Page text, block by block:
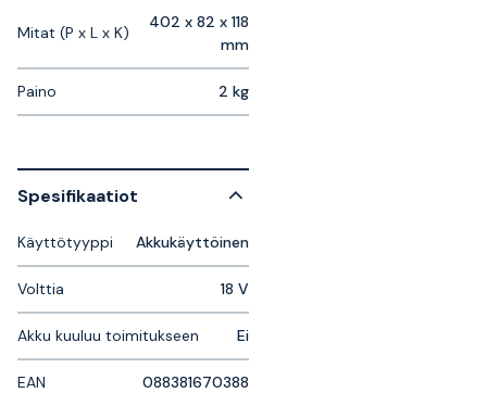
Mitat (P x L x K)
402 x 82 x 118
mm
Paino 2 kg
Spesifikaatiot
Käyttötyyppi Akkukäyttöinen
Volttia 18 V
Akku kuuluu toimitukseen Ei
EAN 088381670388